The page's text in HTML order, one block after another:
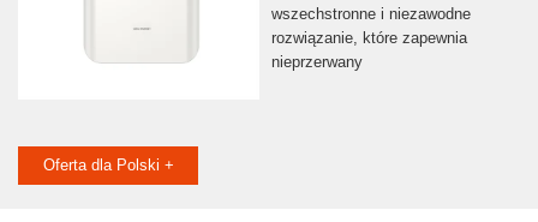
wszechstronne i niezawodne
rozwiązanie, które zapewnia
nieprzerwany
Oferta dla Polski +